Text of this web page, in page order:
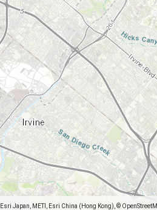
Japan, METI, Esri China (Hong Kong), ©